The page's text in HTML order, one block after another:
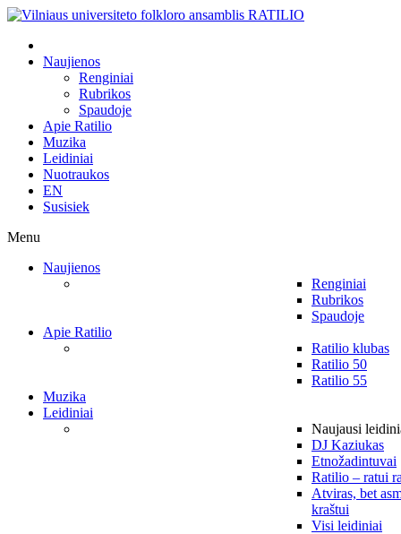
Naujienos
Renginiai
Rubrikos
Spaudoje
Apie Ratilio
Muzika
Leidiniai
Nuotraukos
EN
Susisiek
Menu
Naujienos
Renginiai
Rubrikos
Spaudoje
Apie Ratilio
Ratilio klubas
Ratilio 50
Ratilio 55
Muzika
Leidiniai
Naujausi
DJ Kaziukas
Etnožadintuvai
Ratilio – ratui
Atviras, bet
kraštui
Visi leidiniai